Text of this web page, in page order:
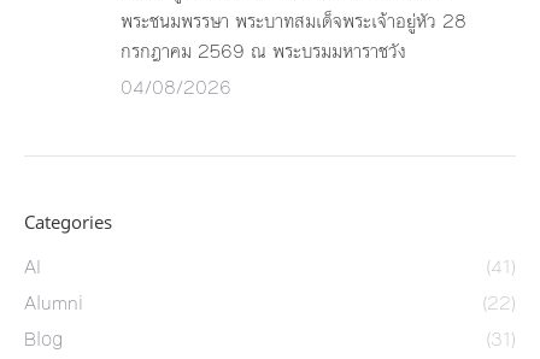
พระชนมพรรษา พระบาทสมเด็จพระเจ้าอยู่หัว 28
กรกฎาคม 2569 ณ พระบรมมหาราชวัง
04/08/2026
Categories
AI
(41)
Alumni
(22)
Blog
(31)